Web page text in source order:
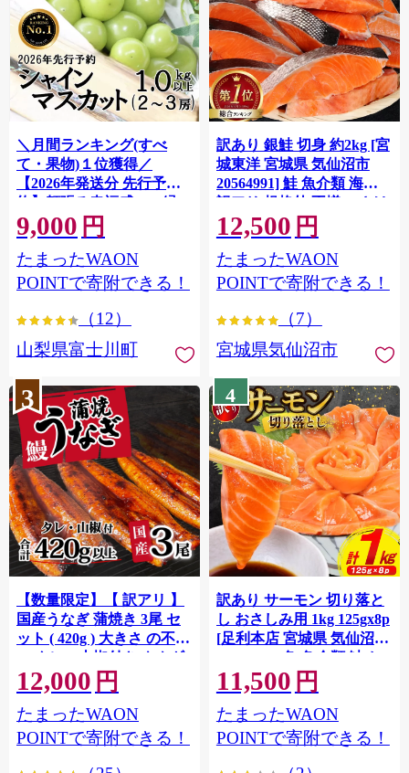
＼月間ランキング(すべ
て・果物)１位獲得／
【2026年発送分 先行予
約】頬張る幸福感 〜緑の
宝石・ シャインマスカッ
ト 〜 １ｋｇ以上（２〜３
房） フルーツ 山梨県産 果
物 くだもの シャイン マス
大粒 種なし 先行予約 富士
円 九千円
9,000 円
たまったWAON
POINTで寄附できる！
（12）
山梨県富士川町
訳あり 銀鮭 切身 約2kg [宮
城東洋 宮城県 気仙沼市
20564991] 鮭 魚介類 海鮮
訳アリ 規格外 不揃い さけ
サケ 鮭切身 シャケ 切り身
冷凍 家庭用 おかず 弁当 支
援 サーモン 銀鮭切り身 魚
わけあり
12,500 円
たまったWAON
POINTで寄附できる！
（7）
宮城県気仙沼市
3
【数量限定】【 訳アリ 】
国産うなぎ 蒲焼き 3尾 セ
ット ( 420g ) 大きさ の不揃
い タレ・山椒付き ウナギ
鰻 ふぞろい 不揃い うな重
ひつまぶし 人気 茨城 八千
代町 ふるさと納税 冷凍
[SF951ya]
12,000 円
たまったWAON
POINTで寄附できる！
4
訳あり サーモン 切り落と
し おさしみ用 1kg 125gx8p
[足利本店 宮城県 気仙沼市
20564313] 魚 魚介類 鮭 お
刺し身 刺し身 刺身 生 生食
個包装 チリ銀鮭 銀鮭 海鮮
海鮮丼 魚介
11,500 円
たまったWAON
POINTで寄附できる！